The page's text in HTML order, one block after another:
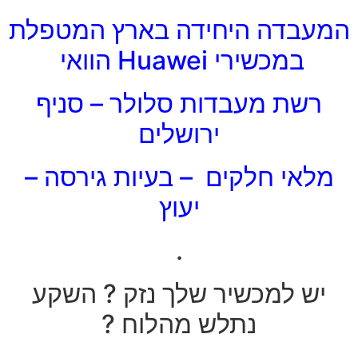
המעבדה היחידה בארץ המטפלת
במכשירי Huawei הוואי
רשת מעבדות סלולר – סניף
ירושלים
מלאי חלקים – בעיות גירסה –
יעוץ
.
יש למכשיר שלך נזק ? השקע
נתלש מהלוח ?